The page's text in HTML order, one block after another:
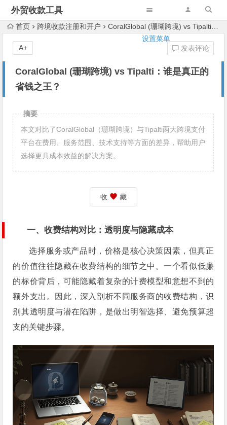
外贸收款工具
设置菜单
首页 跨境收款注册和开户 CoralGlobal (珊瑚跨境) vs Tipalti：谁是真正的省钱之王？
CoralGlobal (珊瑚跨境) vs Tipalti：谁是真正的
省钱之王？
发表评论
A+
摘要
本文对比了CoralGlobal（珊瑚跨境）与Tipalti两大跨境支付
平台在费用、服务范围、技术支持等方面的差异，帮助用户
选择更具成本效益的解决方案。
收 藏
一、收费结构对比：透明度与隐藏成本
选择服务或产品时，价格是核心决策因素，但真正
的价值往往隐藏在收费结构的细节之中。一个看似低廉
的标价背后，可能隐藏着复杂的计费模型和意想不到的
额外支出。因此，深入剖析不同服务商的收费结构，识
别其透明度与潜在陷阱，是做出明智选择、避免预算超
支的关键步骤。